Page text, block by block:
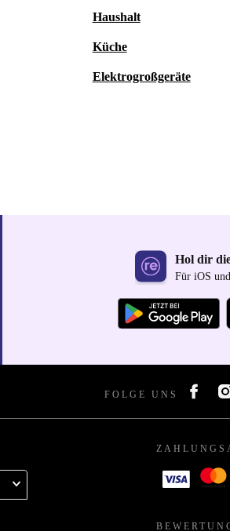
Haushalt
Küche
Elektrogroßgeräte
Hol dir
Für iOS
FOLGE UNS